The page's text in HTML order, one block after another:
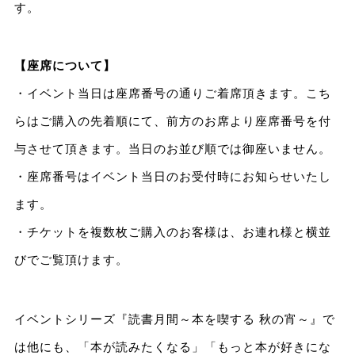
す。
【座席について】
・イベント当日は座席番号の通りご着席頂きます。こち
らはご購入の先着順にて、前方のお席より座席番号を付
与させて頂きます。当日のお並び順では御座いません。
・座席番号はイベント当日のお受付時にお知らせいたし
ます。
・チケットを複数枚ご購入のお客様は、お連れ様と横並
びでご覧頂けます。
イベントシリーズ『読書月間～本を喫する 秋の宵～』で
は他にも、「本が読みたくなる」「もっと本が好きにな